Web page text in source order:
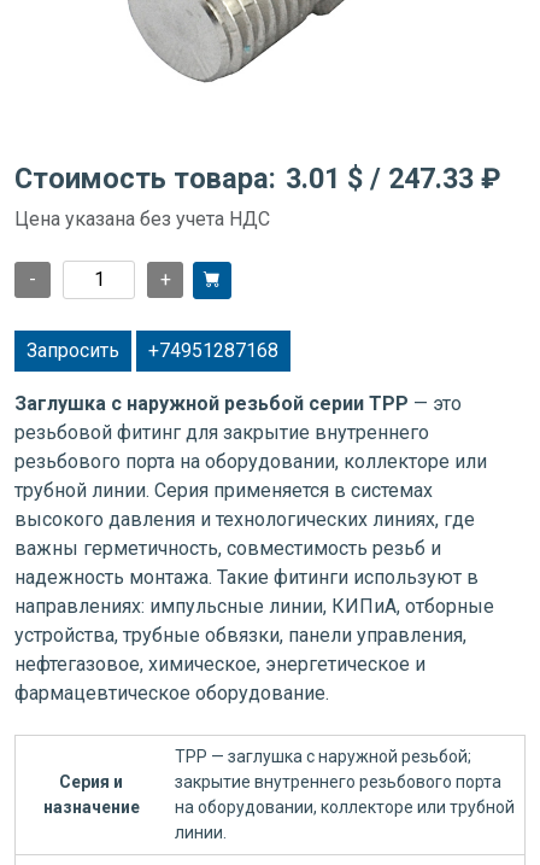
Стоимость товара: 3.01 $ / 247.33 ₽
Цена указана без учета НДС
- +
Запросить +74951287168
Заглушка с наружной резьбой серии TPP — это
резьбовой фитинг для закрытие внутреннего
резьбового порта на оборудовании, коллекторе или
трубной линии. Серия применяется в системах
высокого давления и технологических линиях, где
важны герметичность, совместимость резьб и
надежность монтажа. Такие фитинги используют в
направлениях: импульсные линии, КИПиА, отборные
устройства, трубные обвязки, панели управления,
нефтегазовое, химическое, энергетическое и
фармацевтическое оборудование.
Серия и
назначение
TPP — заглушка с наружной резьбой;
закрытие внутреннего резьбового порта
на оборудовании, коллекторе или трубной
линии.